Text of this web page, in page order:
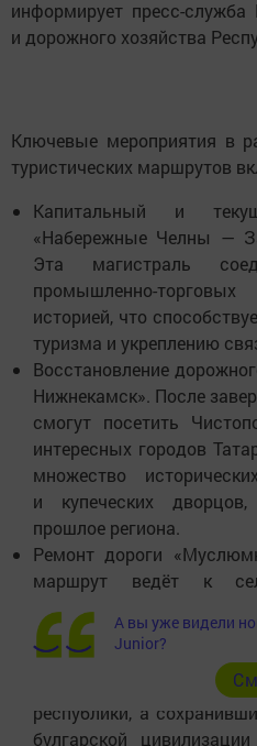
информирует пресс-служба
и дорожного хозяйства
Ключевые мероприятия в
туристических маршрутов
Капитальный и
«Набережные Челны —
Эта магистраль
промышленно-
историей, что
туризма и укреплению
Восстановление
Нижнекамск». После
смогут посетить
интересных городов
множество
и купеческих
прошлое региона.
Ремонт дороги
маршрут ведёт к
расположено на месте
Булгарии.
гражданам и гостям
с духовным и
республики, а
булгарской
А вы уже видели
Junior?